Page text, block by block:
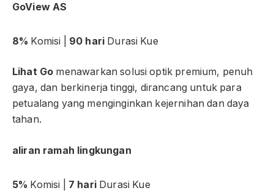
GoView AS
8% Komisi | 90 hari Durasi Kue
Lihat Go menawarkan solusi optik premium, penuh
gaya, dan berkinerja tinggi, dirancang untuk para
petualang yang menginginkan kejernihan dan daya
tahan.
aliran ramah lingkungan
5% Komisi | 7 hariDurasi Kue